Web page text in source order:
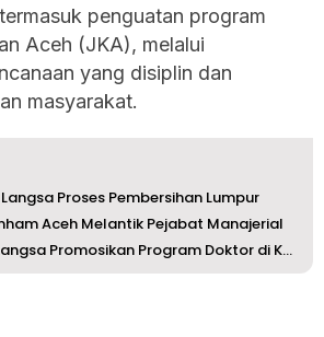
penguatan program
Aceh (JKA), melalui
yang disiplin dan
masyarakat.
Proses Pembersihan Lumpur
Aceh Melantik Pejabat Manajerial
Pascasarjana IAIN Langsa Promosikan Program Doktor di Kem...